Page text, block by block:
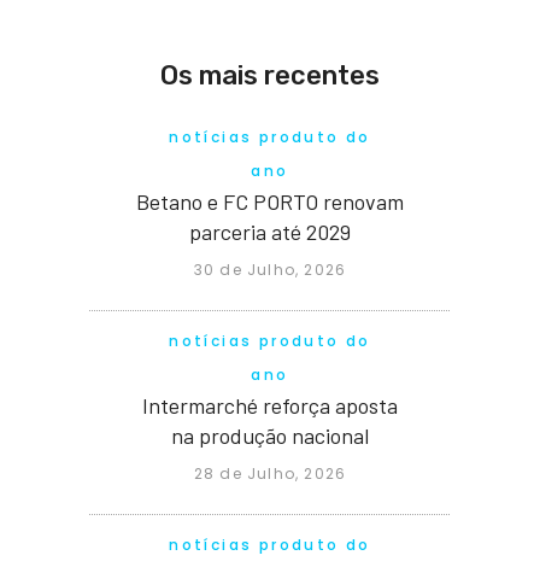
Os mais recentes
notícias produto do
ano
Betano e FC PORTO renovam
parceria até 2029
30 de Julho, 2026
notícias produto do
ano
Intermarché reforça aposta
na produção nacional
28 de Julho, 2026
notícias produto do